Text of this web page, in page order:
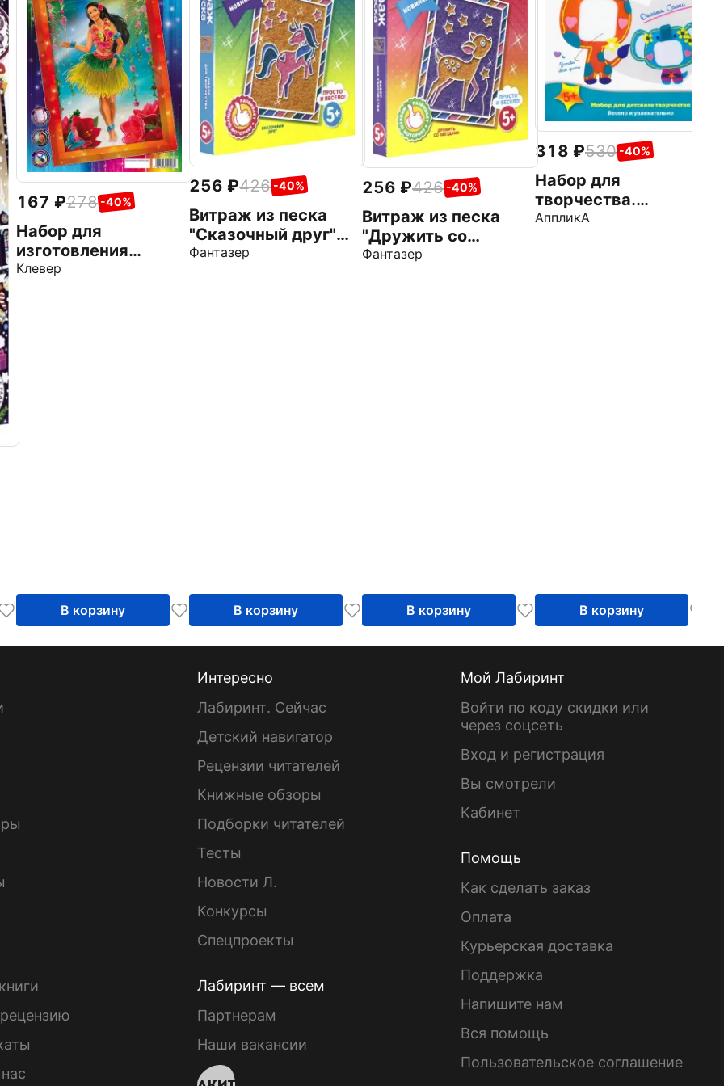
167 278 -40%
Набор для
изготовления
картины "Солнце
Клевер
В корзину
256 426 -40%
Витраж из песка
"Сказочный друг"
(408024)
Фантазер
В корзину
256 426 -40%
Витраж из песка
"Дружить со
звездами" (408023)
Фантазер
В корзину
318 530 -40%
Набор для
творчества.
Фоторамка из фетра
АппликА
В корзину
Интересно
Лабиринт. Сейчас
Детский навигатор
Рецензии читателей
Книжные обзоры
Подборки читателей
Тесты
Новости Л.
Конкурсы
Спецпроекты
Лабиринт — всем
Партнерам
Наши вакансии
Мой Лабиринт
Войти по коду скидки или
через соцсеть
Вход и регистрация
Вы смотрели
Кабинет
Помощь
Как сделать заказ
Оплата
Курьерская доставка
Поддержка
Напишите нам
Вся помощь
Пользовательское соглашение